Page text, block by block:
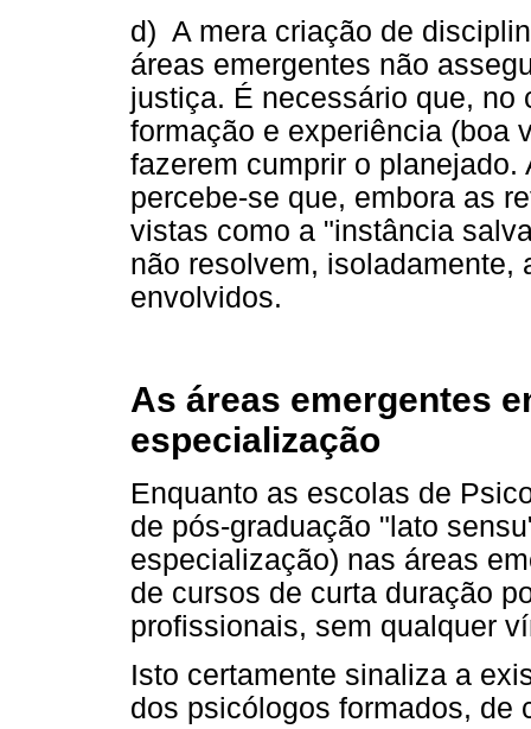
d) A mera criação de
áreas emergentes não
justiça. É necessário que, no
formação e experiência (boa
fazerem cumprir o
percebe-se que, embora as
vistas como a "instância
não resolvem, isoladamente,
envolvidos.
As áreas emergentes
especialização
Enquanto as escolas de
de pós-graduação "lato
especialização) nas áreas
de cursos de curta duração
profissionais, sem qualquer
Isto certamente sinaliza a
dos psicólogos formados, de